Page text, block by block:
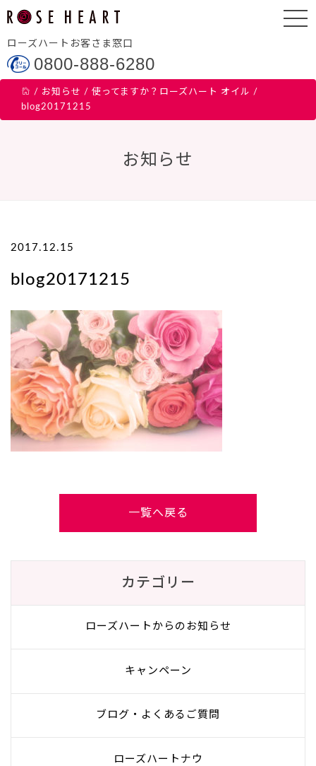
ローズハートお客さま窓口
0800-888-6280
/ お知らせ / 使ってますか？ローズハート オイル /
blog20171215
お知らせ
2017.12.15
blog20171215
一覧へ戻る
カテゴリー
ローズハートからのお知らせ
キャンペーン
ブログ・よくあるご質問
ローズハートナウ